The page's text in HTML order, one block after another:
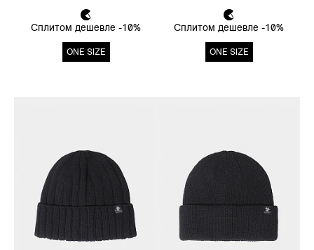
Сплитом дешевле -10%
ONE SIZE
Сплитом дешевле -10%
ONE SIZE